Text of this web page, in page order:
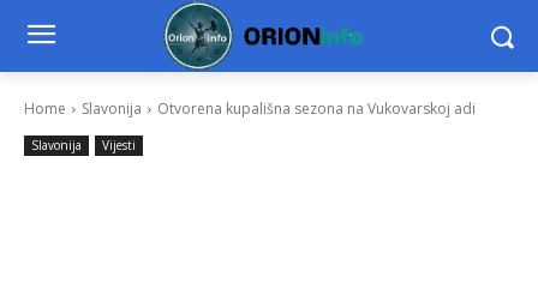
Home Slavonija Otvorena kupališna sezona na Vukovarskoj adi
Slavonija Vijesti